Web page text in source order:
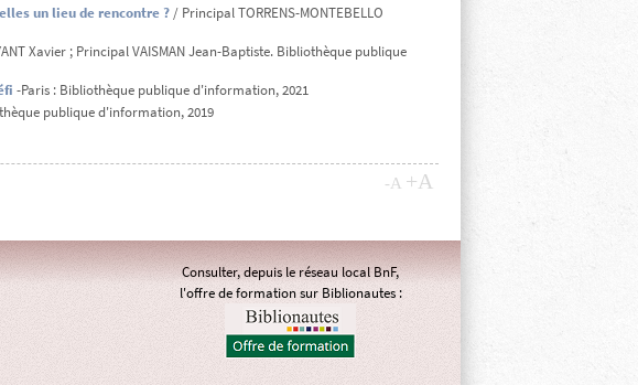
un lieu de rencontre ?/ Principal TORRENS-MONTEBELLO
Xavier ; Principal VAISMAN Jean-Baptiste. Bibliothèque publique
-Paris : Bibliothèque publique d'information, 2021
publique d'information, 2019
-A +A
Z
Consulter, depuis le réseau local BnF,
l'offre de formation sur Biblionautes :